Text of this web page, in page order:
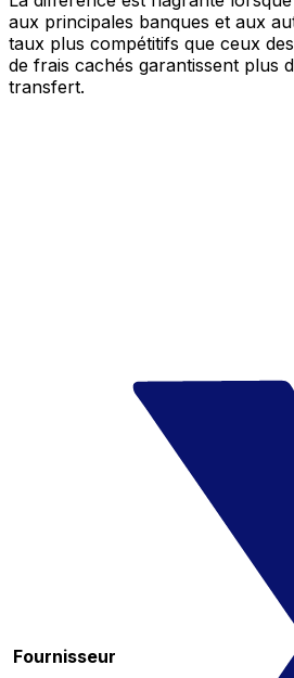
aux principales banques et aux
taux plus compétitifs que ceux
de frais cachés garantissent plus
transfert.
Fournisseur